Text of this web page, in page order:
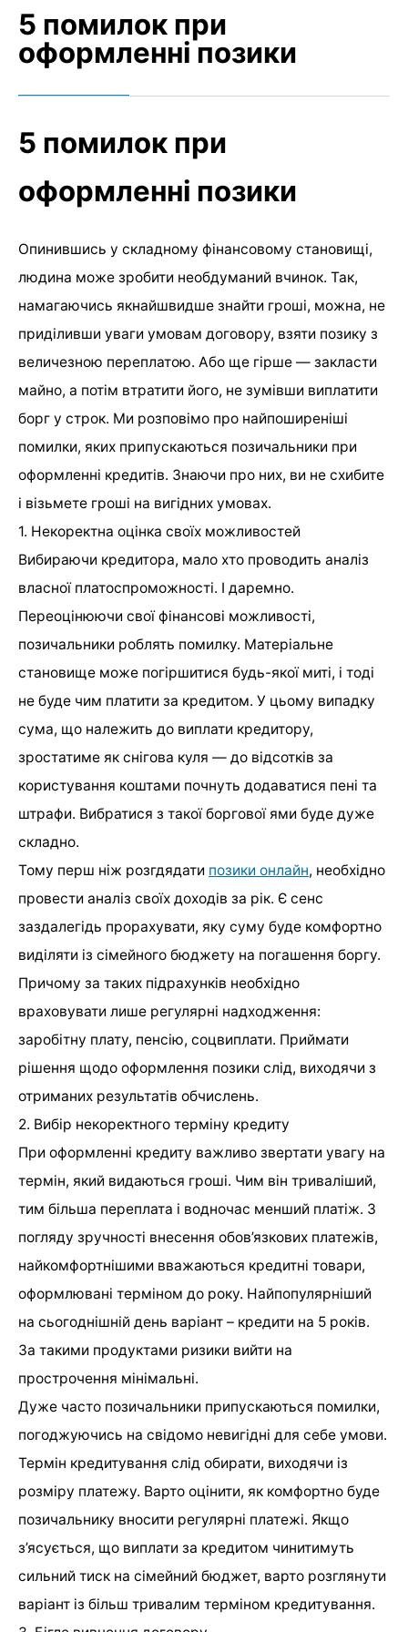
5 помилок при
оформленні позики
5 помилок при
оформленні позики
Опинившись у складному фінансовому становищі,
людина може зробити необдуманий вчинок. Так,
намагаючись якнайшвидше знайти гроші, можна, не
приділивши уваги умовам договору, взяти позику з
величезною переплатою. Або ще гірше — закласти
майно, а потім втратити його, не зумівши виплатити
борг у строк. Ми розповімо про найпоширеніші
помилки, яких припускаються позичальники при
оформленні кредитів. Знаючи про них, ви не схибите
і візьмете гроші на вигідних умовах.
1. Некоректна оцінка своїх можливостей
Вибираючи кредитора, мало хто проводить аналіз
власної платоспроможності. І даремно.
Переоцінюючи свої фінансові можливості,
позичальники роблять помилку. Матеріальне
становище може погіршитися будь-якої миті, і тоді
не буде чим платити за кредитом. У цьому випадку
сума, що належить до виплати кредитору,
зростатиме як снігова куля — до відсотків за
користування коштами почнуть додаватися пені та
штрафи. Вибратися з такої боргової ями буде дуже
складно.
Тому перш ніж розгдядати позики онлайн, необхідно
провести аналіз своїх доходів за рік. Є сенс
заздалегідь прорахувати, яку суму буде комфортно
виділяти із сімейного бюджету на погашення боргу.
Причому за таких підрахунків необхідно
враховувати лише регулярні надходження:
заробітну плату, пенсію, соцвиплати. Приймати
рішення щодо оформлення позики слід, виходячи з
отриманих результатів обчислень.
2. Вибір некоректного терміну кредиту
При оформленні кредиту важливо звертати увагу на
термін, який видаються гроші. Чим він триваліший,
тим більша переплата і водночас менший платіж. З
погляду зручності внесення обов’язкових платежів,
найкомфортнішими вважаються кредитні товари,
оформлювані терміном до року. Найпопулярніший
на сьогоднішній день варіант – кредити на 5 років.
За такими продуктами ризики вийти на
прострочення мінімальні.
Дуже часто позичальники припускаються помилки,
погоджуючись на свідомо невигідні для себе умови.
Термін кредитування слід обирати, виходячи із
розміру платежу. Варто оцінити, як комфортно буде
позичальнику вносити регулярні платежі. Якщо
з’ясується, що виплати за кредитом чинитимуть
сильний тиск на сімейний бюджет, варто розглянути
варіант із більш тривалим терміном кредитування.